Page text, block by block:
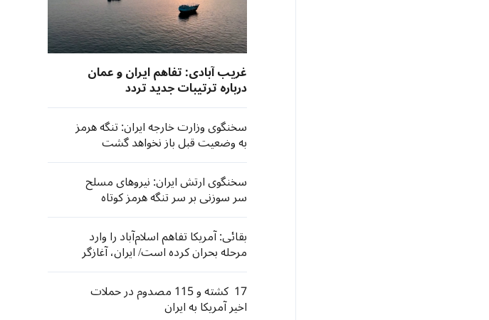
غریب آبادی: تفاهم ایران و عمان
درباره ترتیبات جدید تردد
کشتی‌های تجاری در تنگه هرمز به
مرحله نهایی نزدیک شد
سخنگوی وزارت خارجه ایران: تنگه هرمز
به وضعیت قبل باز نخواهد گشت
سخنگوی ارتش ایران: نیروهای مسلح
سر سوزنی بر سر تنگه هرمز کوتاه
نخواهد آمد
بقائی: آمریکا تفاهم اسلام‌آباد را وارد
مرحله بحران کرده است/ ایران، آغازگر
نقض تعهدات نبود
17 کشته و 115 مصدوم در حملات
اخیر آمریکا به ایران